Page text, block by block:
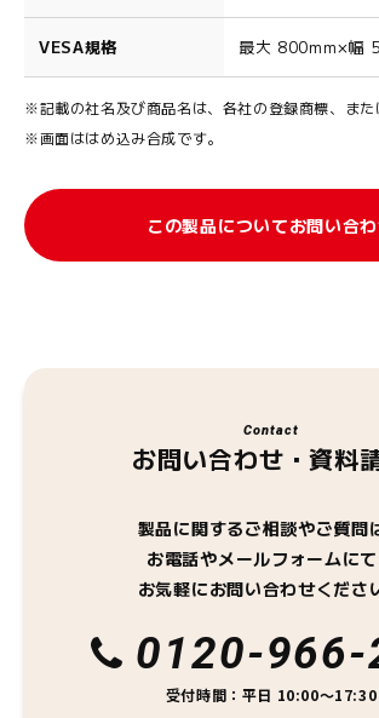
VESA規格 最大 800mm×幅
※記載の社名及び商品名は、各社の登録商標、また
※画面ははめ込み合成です。
この製品についてお問い合
Contact
お問い合わせ・資料
製品に関するご相談やご質問
お電話やメールフォームにて
お気軽にお問い合わせくださ
0120-966-
受付時間：平日 10:00～17:30